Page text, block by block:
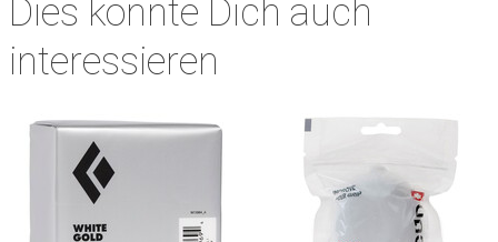
Dies könnte Dich auch
interessieren